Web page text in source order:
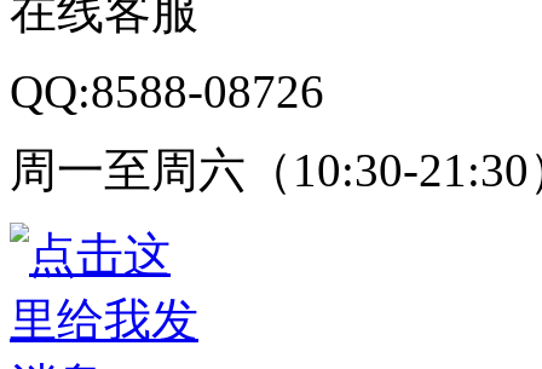
在线客服
QQ:8588-08726
周一至周六（10:30-21:30